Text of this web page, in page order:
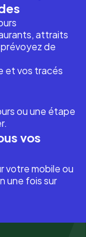
attraits
de
et vos tracés
ou une étape
vos
votre mobile ou
une fois sur